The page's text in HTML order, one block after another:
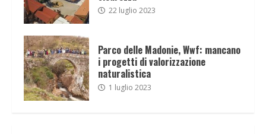
22 luglio 2023
Parco delle Madonie, Wwf: mancano
i progetti di valorizzazione
naturalistica
1 luglio 2023